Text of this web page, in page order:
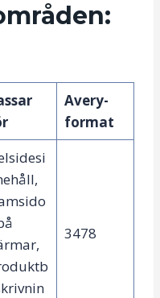
Avery-
format
3478